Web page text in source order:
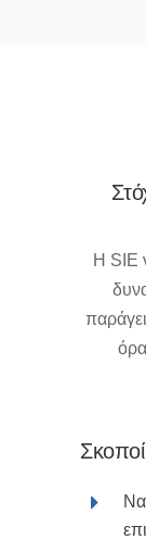
Η SIE
Σκοποί
Να